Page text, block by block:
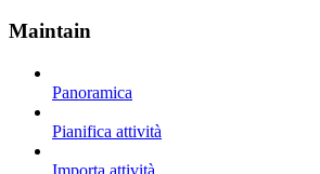
Maintain
Panoramica
Pianifica attività